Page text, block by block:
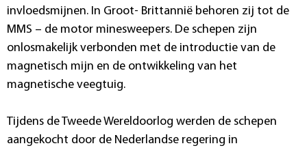
invloedsmijnen. In Groot- Brittannië behoren zij tot de
MMS – de motor minesweepers. De schepen zijn
onlosmakelijk verbonden met de introductie van de
magnetisch mijn en de ontwikkeling van het
magnetische veegtuig.
Tijdens de Tweede Wereldoorlog werden de schepen
aangekocht door de Nederlandse regering in